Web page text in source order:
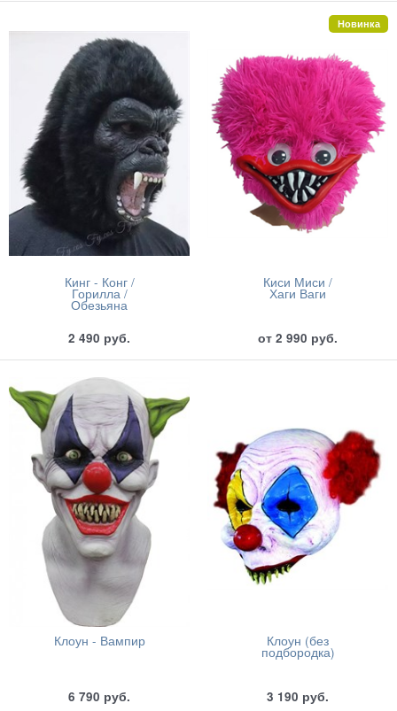
Кинг - Конг /
Горилла /
Обезьяна
2 490 руб.
Киси Миси /
Хаги Ваги
от 2 990 руб.
Новинка
Клоун - Вампир
6 790 руб.
Клоун (без
подбородка)
3 190 руб.